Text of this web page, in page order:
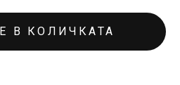
В КОЛИЧКАТА